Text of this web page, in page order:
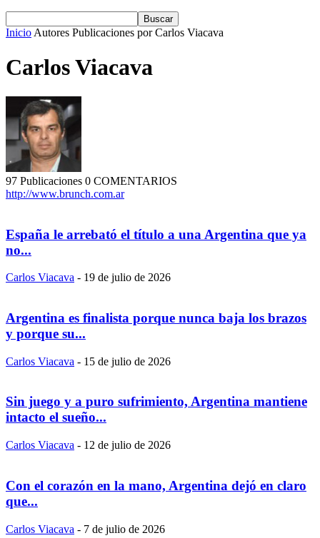
Inicio Autores Publicaciones por Carlos Viacava
Carlos Viacava
97 Publicaciones 0 COMENTARIOS
http://www.brunch.com.ar
España le arrebató el título a una Argentina que ya
no...
Carlos Viacava - 19 de julio de 2026
Argentina es finalista porque nunca baja los brazos
y porque su...
Carlos Viacava - 15 de julio de 2026
Sin juego y a puro sufrimiento, Argentina mantiene
intacto el sueño...
Carlos Viacava - 12 de julio de 2026
Con el corazón en la mano, Argentina dejó en claro
que...
Carlos Viacava - 7 de julio de 2026